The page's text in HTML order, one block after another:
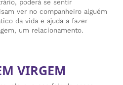
poderá se sentir
ver no companheiro alguém
da vida e ajuda a fazer
um relacionamento.
VIRGEM